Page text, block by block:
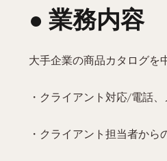
● 業務内容​
大手企業の商品カタログを
・クライアント対応/電話
・クライアント担当者から